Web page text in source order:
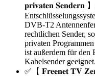
𝐩𝐫𝐢𝐯𝐚𝐭𝐞𝐧 𝐒𝐞𝐧𝐝𝐞𝐫𝐧
DVB-T2
rechtlichen Sender,
privaten
ist außerdem für den
Kabelsender geeignet.
✅【 𝐅𝐫𝐞𝐞𝐧𝐞𝐭 𝐓𝐕